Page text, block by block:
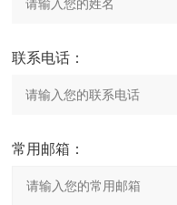
联系电话：
常用邮箱：